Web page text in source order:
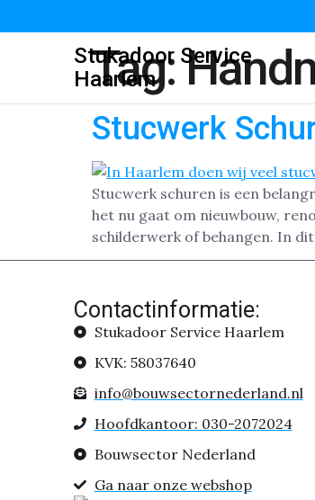
Stukadoor Service
Haarlem
Tag:
Stucwerk
Stucwerk schuren is een
het nu gaat om nieuwbouw,
schilderwerk of behangen. In
Contactinformatie:
Stukadoor Service Haarlem
KVK: 58037640
info@bouwsectornederland.nl
Hoofdkantoor: 030-2072024
Bouwsector Nederland
Ga naar onze webshop